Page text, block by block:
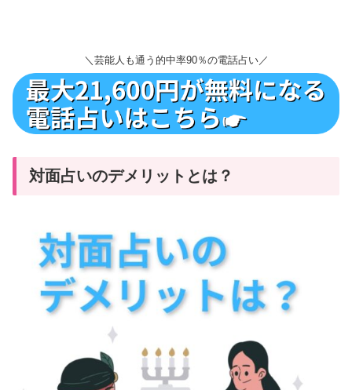
＼芸能人も通う的中率90％の電話占い／
対面占いのデメリットとは？